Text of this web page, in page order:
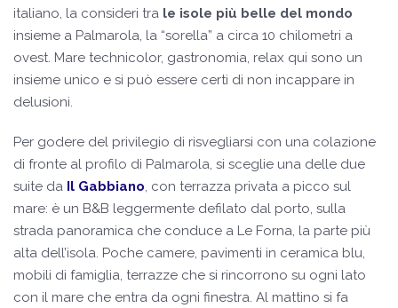
italiano, la consideri tra le isole più belle del mondo
insieme a Palmarola, la “sorella” a circa 10 chilometri a
ovest. Mare technicolor, gastronomia, relax qui sono un
insieme unico e si può essere certi di non incappare in
delusioni.
Per godere del privilegio di risvegliarsi con una colazione
di fronte al profilo di Palmarola, si sceglie una delle due
suite da Il Gabbiano, con terrazza privata a picco sul
mare: è un B&B leggermente defilato dal porto, sulla
strada panoramica che conduce a Le Forna, la parte più
alta dell’isola. Poche camere, pavimenti in ceramica blu,
mobili di famiglia, terrazze che si rincorrono su ogni lato
con il mare che entra da ogni finestra. Al mattino si fa